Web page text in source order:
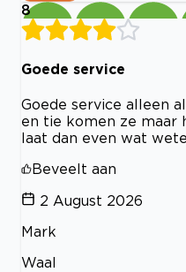
8
Goede service
Goede service alleen
en tie komen ze maar
laat dan even wat
Beveelt aan
2 August 2026
Mark
Waal